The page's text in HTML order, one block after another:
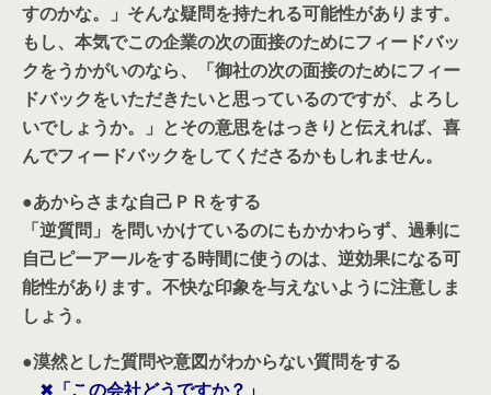
すのかな。」そんな疑問を持たれる可能性があります。
もし、本気でこの企業の次の面接のためにフィードバッ
クをうかがいのなら、「御社の次の面接のためにフィー
ドバックをいただきたいと思っているのですが、よろし
いでしょうか。」とその意思をはっきりと伝えれば、喜
んでフィードバックをしてくださるかもしれません。
●あからさまな自己ＰＲをする
「逆質問」を問いかけているのにもかかわらず、過剰に
自己ピーアールをする時間に使うのは、逆効果になる可
能性があります。不快な印象を与えないように注意しま
しょう。
●漠然とした質問や意図がわからない質問をする
✖ 「この会社どうですか？」